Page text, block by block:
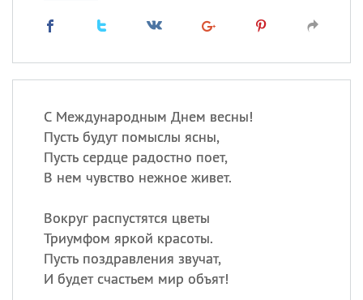
С Международным Днем весны!
Пусть будут помыслы ясны,
Пусть сердце радостно поет,
В нем чувство нежное живет.
Вокруг распустятся цветы
Триумфом яркой красоты.
Пусть поздравления звучат,
И будет счастьем мир объят!